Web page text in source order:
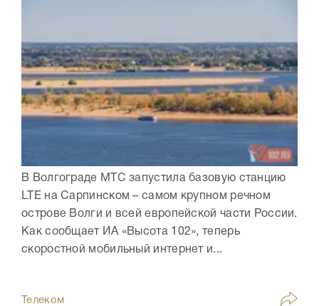
В Волгограде МТС запустила базовую станцию
LTE на Сарпинском – самом крупном речном
острове Волги и всей европейской части России.
Как сообщает ИА «Высота 102», теперь
скоростной мобильный интернет и...
Телеком